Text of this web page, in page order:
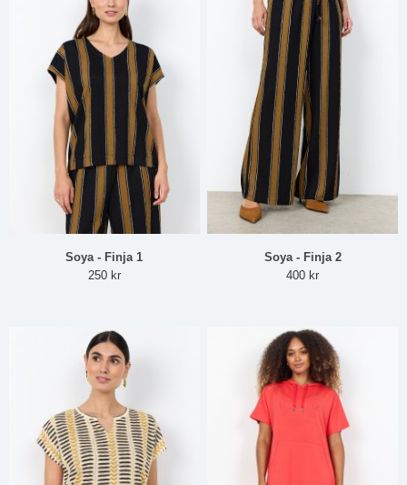
Soya - Finja 1
250 kr
Soya - Finja 2
400 kr